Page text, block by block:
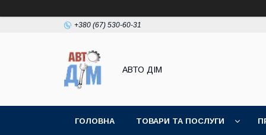
+380 (67) 530-60-31
АВТО ДIМ
ГОЛОВНА ТОВАРИ ТА ПОСЛУГИ